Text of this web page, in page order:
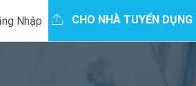
Nhập CHO NHÀ TUYỂN DỤNG